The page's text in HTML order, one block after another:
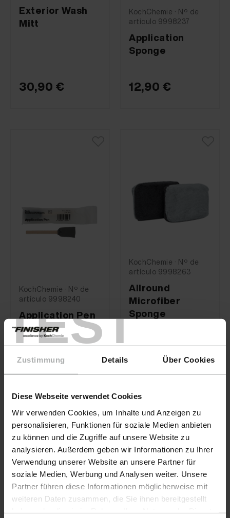
TEST
Zustimmung Details Über Cookies
Diese Webseite verwendet Cookies
Wir verwenden Cookies, um Inhalte und Anzeigen zu
personalisieren, Funktionen für soziale Medien anbieten
zu können und die Zugriffe auf unsere Website zu
analysieren. Außerdem geben wir Informationen zu Ihrer
Verwendung unserer Website an unsere Partner für
soziale Medien, Werbung und Analysen weiter. Unsere
Partner führen diese Informationen möglicherweise mit
weiteren Daten zusammen, die Sie ihnen bereitgestellt
Exterior Wash
Mitt
30,90 €
KochChemie · Nº de
artículo 9998237
Application
Sponge
12,90 €
KochChemie · Nº de
artículo 9998240
Application Pen
3,90 €
KochChemie · Nº de
artículo 9998263
Allround
Microfiber
Sponge
14,90 €
Esponjas y aplicadores para el
cuidado profesional del vehículo.
Para un acabado perfecto: los
ayudantes adecuados para la
limpieza, el cuidado y el sellado.
Las esponjas y los aplicadores son una parte